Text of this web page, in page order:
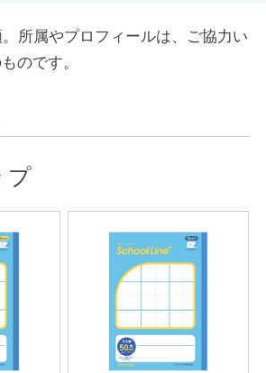
所属やプロフィールは、ご協力い
のです。
プ